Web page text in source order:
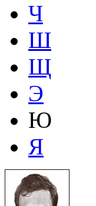
Ч
Ш
Щ
Э
Ю
Я